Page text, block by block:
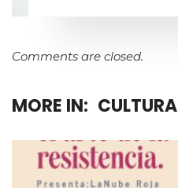
Comments are closed.
MORE IN: CULTURA